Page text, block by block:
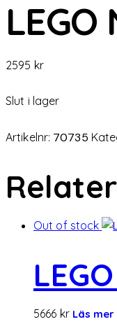
LEGO
2595 kr
Slut i lager
Artikelnr: 70735
Out of stock
5666 kr Läs mer